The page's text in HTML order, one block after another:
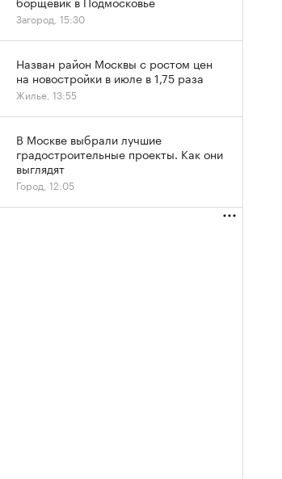
Загород, 15:30
Назван район Москвы с ростом цен
на новостройки в июле в 1,75 раза
Жилье, 13:55
В Москве выбрали лучшие
градостроительные проекты. Как они
выглядят
Город, 12:05